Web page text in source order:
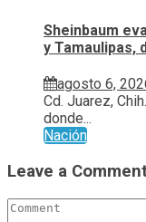
Sheinbaum
y Tamaulipas,
agosto 6,
Cd. Juarez,
donde...
Nación
Leave a